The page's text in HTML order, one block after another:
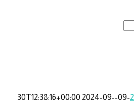
2024-09-